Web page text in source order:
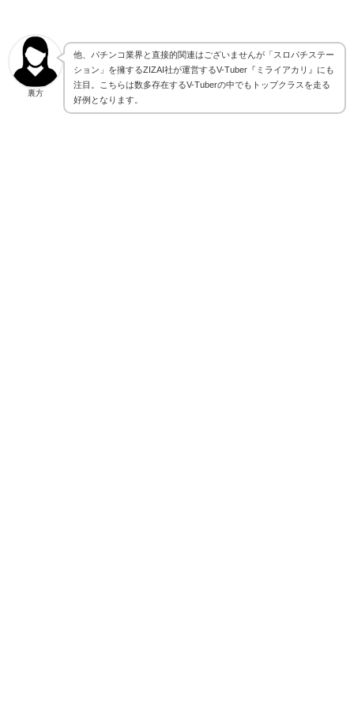
裏方
他、パチンコ業界と直接的関連はございませんが「スロパチステー
ション」を擁するZIZAI社が運営するV-Tuber『ミライアカリ』にも
注目。こちらは数多存在するV-Tuberの中でもトップクラスを走る
好例となります。